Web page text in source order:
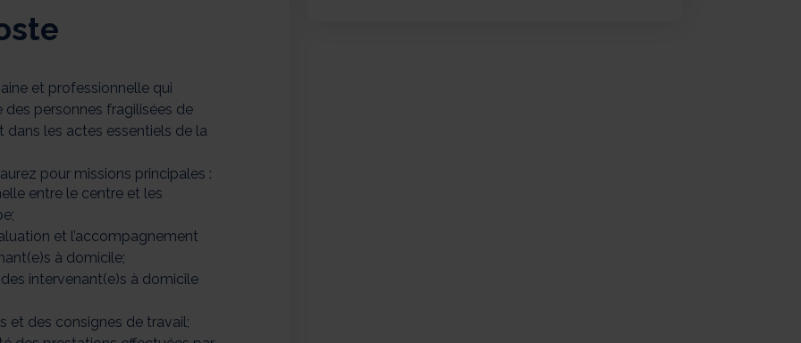
et professionnelle qui
personnes fragilisées de
les actes essentiels de la
pour missions principales :
entre le centre et les
et l’accompagnement
à domicile;
intervenant(e)s à domicile
et des consignes de travail;